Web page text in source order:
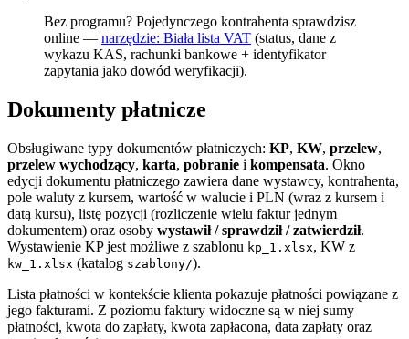
Bez programu? Pojedynczego kontrahenta sprawdzisz
online — narzędzie: Biała lista VAT (status, dane z
wykazu KAS, rachunki bankowe + identyfikator
zapytania jako dowód weryfikacji).
Dokumenty płatnicze
Obsługiwane typy dokumentów płatniczych: KP, KW, przelew,
przelew wychodzący, karta, pobranie i kompensata. Okno
edycji dokumentu płatniczego zawiera dane wystawcy, kontrahenta,
pole waluty z kursem, wartość w walucie i PLN (wraz z kursem i
datą kursu), listę pozycji (rozliczenie wielu faktur jednym
dokumentem) oraz osoby wystawił / sprawdził / zatwierdził.
Wystawienie KP jest możliwe z szablonu kp_1.xlsx, KW z
kw_1.xlsx (katalog szablony/).
Lista płatności w kontekście klienta pokazuje płatności powiązane z
jego fakturami. Z poziomu faktury widoczne są w niej sumy
płatności, kwota do zapłaty, kwota zapłacona, data zapłaty oraz